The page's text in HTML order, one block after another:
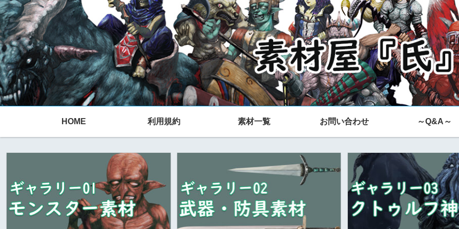
HOME 利用規約 素材一覧 お問い合わせ ～Q&A～